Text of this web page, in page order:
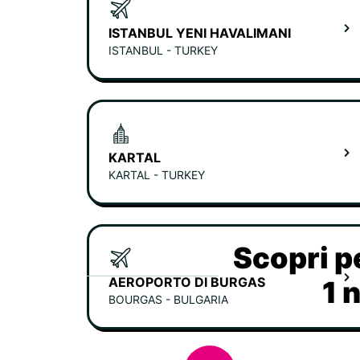
ISTANBUL YENI HAVALIMANI
ISTANBUL - TURKEY
KARTAL
KARTAL - TURKEY
AEROPORTO DI BURGAS
BOURGAS - BULGARIA
Scopri
1